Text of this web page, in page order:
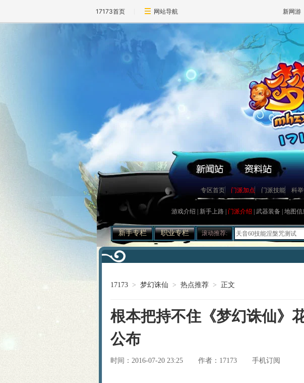
17173首页 网站导航 新网游
专区首页 门派加点 门派技能 科
游戏介绍 新手上路 门派介绍 武器装备 地图信
新手专栏 职业专栏 滚动推荐:
镇妖抓鬼心得打法及要点
史上最牛宠物宝宝资料大
如何获得幼年菜刀兔宝宝[
[寂寞姐]教你平民赚钱心
圣巫抓鬼心得 封怪顺序
天音60技能涅槃咒测试
合理使用收费道具(修炼丹)
关于BB化资质化悟性
赚钱大秘籍 不贱不商，
梦幻诛仙练级之不用药
给内测新玩家的入门级保
吃不起药？教你一招省元
17173 > 梦幻诛仙 > 热点推荐 > 正文
根本把持不住《梦幻诛仙》
公布
时间：2016-07-20 23:25 作者： 17173 手机订阅